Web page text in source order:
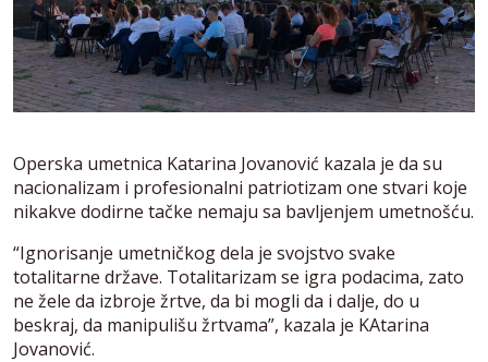
Operska umetnica Katarina Jovanović kazala je da su
nacionalizam i profesionalni patriotizam one stvari koje
nikakve dodirne tačke nemaju sa bavljenjem umetnošću.
“Ignorisanje umetničkog dela je svojstvo svake
totalitarne države. Totalitarizam se igra podacima, zato
ne žele da izbroje žrtve, da bi mogli da i dalje, do u
beskraj, da manipulišu žrtvama”, kazala je KAtarina
Jovanović.